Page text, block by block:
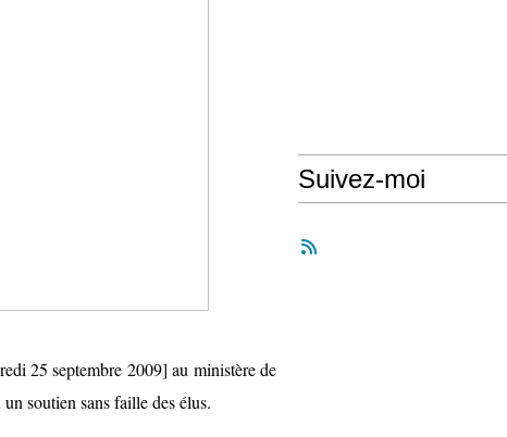
25 septembre 2009] au ministère de
soutien sans faille des élus.
Suivez-moi